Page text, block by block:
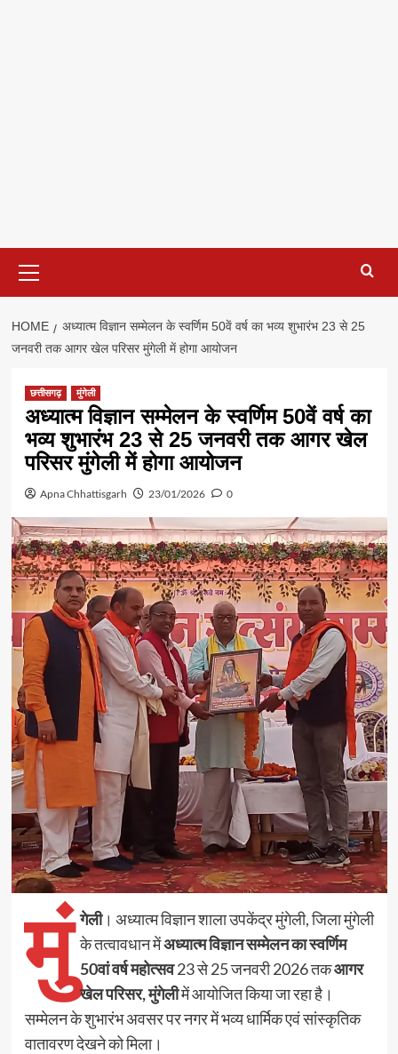
Menu
HOME
अध्यात्म विज्ञान सम्मेलन के स्वर्णिम 50वें वर्ष का भव्य शुभारंभ 23 से 25
जनवरी तक आगर खेल परिसर मुंगेली में होगा आयोजन
छत्तीसगढ़ मुंगेली
अध्यात्म विज्ञान सम्मेलन के स्वर्णिम 50वें वर्ष का
भव्य शुभारंभ 23 से 25 जनवरी तक आगर खेल
परिसर मुंगेली में होगा आयोजन
Apna Chhattisgarh 23/01/2026 0
मुं गेली। अध्यात्म विज्ञान शाला उपकेंद्र मुंगेली, जिला मुंगेली
के तत्वावधान मेंअध्यात्म विज्ञान सम्मेलन का स्वर्णिम
50वां वर्ष महोत्सव23 से 25 जनवरी 2026 तकआगर
खेल परिसर, मुंगेलीमें आयोजित किया जा रहा है।
सम्मेलन के शुभारंभ अवसर पर नगर में भव्य धार्मिक एवं सांस्कृतिक
वातावरण देखने को मिला।